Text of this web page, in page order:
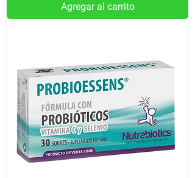
Agregar al carrito